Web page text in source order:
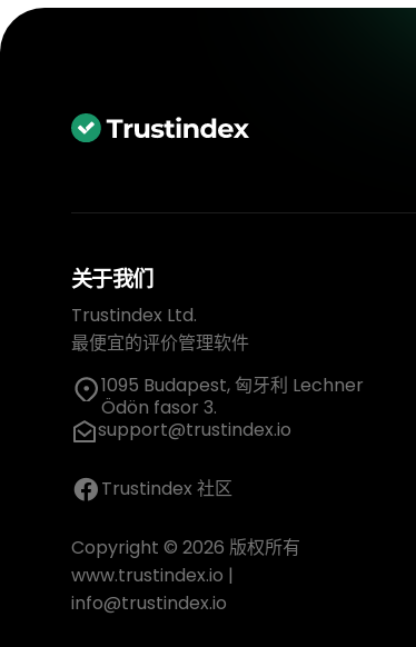
关于我们
Trustindex Ltd.
最便宜的评价管理软件
1095 Budapest, 匈牙利 Lechner
Ödön fasor 3.
support@trustindex.io
Trustindex 社区
Copyright © 2026 版权所有
www.trustindex.io |
info@trustindex.io